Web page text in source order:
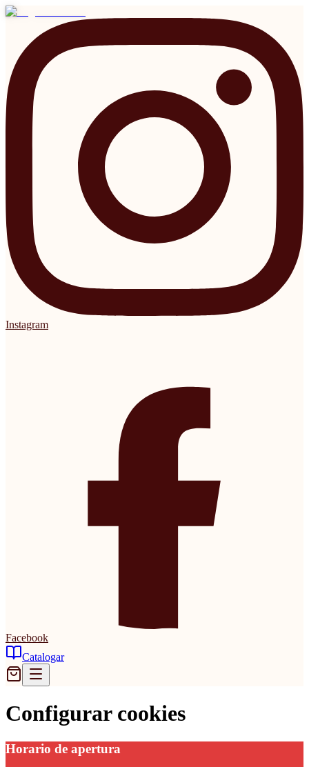
Instagram
Facebook
Catalogar
Configurar cookies
Horario de apertura